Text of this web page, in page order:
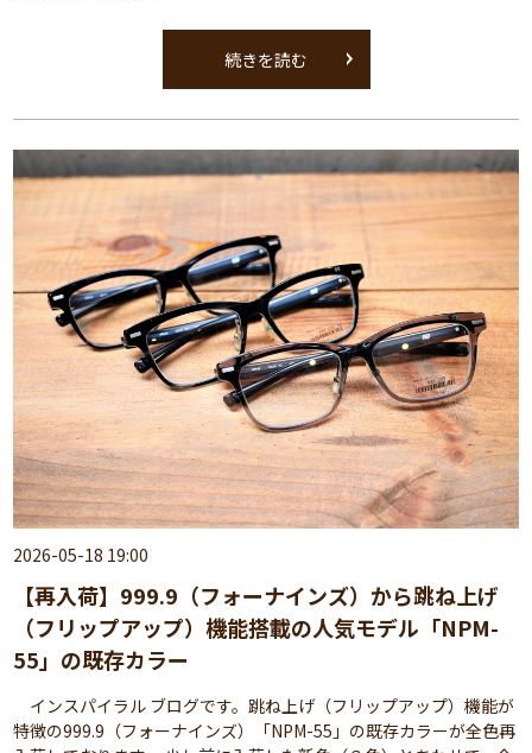
続きを読む
2026-05-18 19:00
【再入荷】999.9（フォーナインズ）から跳ね上げ
（フリップアップ）機能搭載の人気モデル「NPM-
55」の既存カラー
インスパイラル ブログです。跳ね上げ（フリップアップ）機能が
特徴の999.9（フォーナインズ）「NPM-55」の既存カラーが全色再